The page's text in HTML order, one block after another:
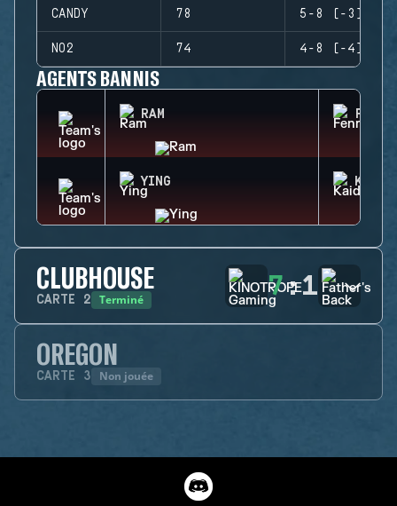
CANDY 78 5-8 (-3)
NO2 74 4-8 (-4)
AGENTS BANNIS
RAM
YING KAID
CLUBHOUSE
CARTE 2 Terminé 7:1
OREGON
CARTE 3 Non jouée